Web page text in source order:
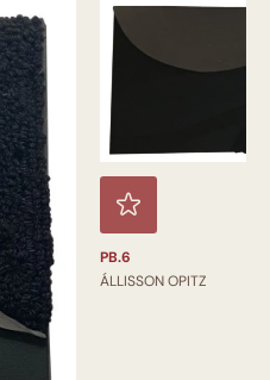
PB.6
ÁLLISSON OPITZ